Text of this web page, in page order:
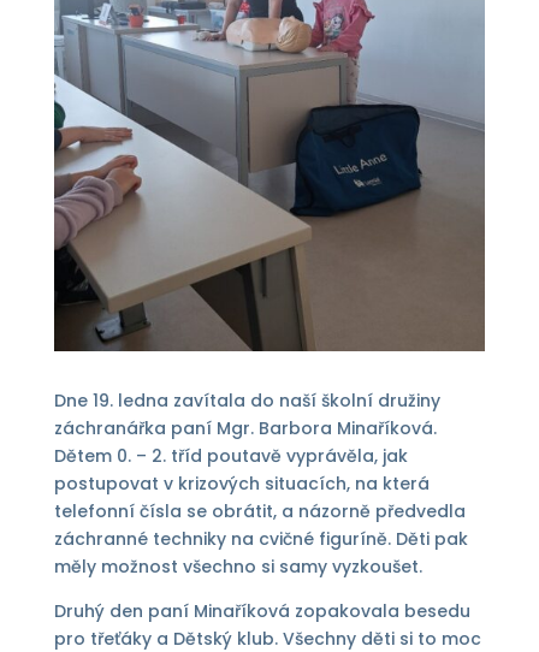
Dne 19. ledna zavítala do naší školní družiny
záchranářka paní Mgr. Barbora Minaříková.
Dětem 0. – 2. tříd poutavě vyprávěla, jak
postupovat v krizových situacích, na která
telefonní čísla se obrátit, a názorně předvedla
záchranné techniky na cvičné figuríně. Děti pak
měly možnost všechno si samy vyzkoušet.
Druhý den paní Minaříková zopakovala besedu
pro třeťáky a Dětský klub. Všechny děti si to moc